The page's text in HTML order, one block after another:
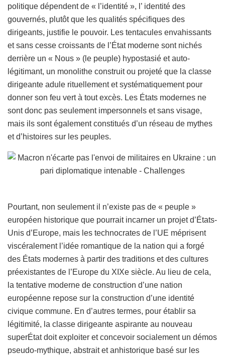
politique dépendent de « l’identité », l’ identité des
gouvernés, plutôt que les qualités spécifiques des
dirigeants, justifie le pouvoir. Les tentacules envahissants
et sans cesse croissants de l’État moderne sont nichés
derrière un « Nous » (le peuple) hypostasié et auto-
légitimant, un monolithe construit ou projeté que la classe
dirigeante adule rituellement et systématiquement pour
donner son feu vert à tout excès. Les États modernes ne
sont donc pas seulement impersonnels et sans visage,
mais ils sont également constitués d’un réseau de mythes
et d’histoires sur les peuples.
Pourtant, non seulement il n’existe pas de « peuple »
européen historique que pourrait incarner un projet d’États-
Unis d’Europe, mais les technocrates de l’UE méprisent
viscéralement l’idée romantique de la nation qui a forgé
des États modernes à partir des traditions et des cultures
préexistantes de l’Europe du XIXe siècle. Au lieu de cela,
la tentative moderne de construction d’une nation
européenne repose sur la construction d’une identité
civique commune. En d’autres termes, pour établir sa
légitimité, la classe dirigeante aspirante au nouveau
superÉtat doit exploiter et concevoir socialement un démos
pseudo-mythique, abstrait et anhistorique basé sur les